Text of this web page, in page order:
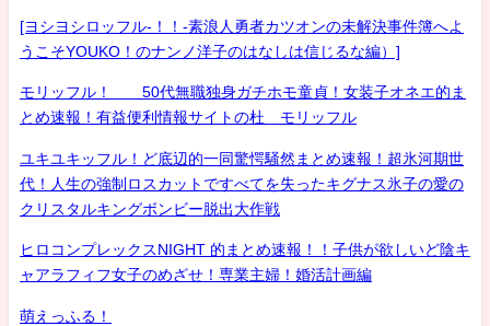
[ヨシヨシロッフル-！！-素浪人勇者カツオンの未解決事件簿へよ
うこそYOUKO！のナンノ洋子のはなしは信じるな編）]
モリッフル！ 50代無職独身ガチホモ童貞！女装子オネエ的ま
とめ速報！有益便利情報サイトの杜 モリッフル
ユキユキッフル！ど底辺的一同驚愕騒然まとめ速報！超氷河期世
代！人生の強制ロスカットですべてを失ったキグナス氷子の愛の
クリスタルキングボンビー脱出大作戦
ヒロコンプレックスNIGHT 的まとめ速報！！子供が欲しいど陰キ
ャアラフィフ女子のめざせ！専業主婦！婚活計画編
萌えっふる！